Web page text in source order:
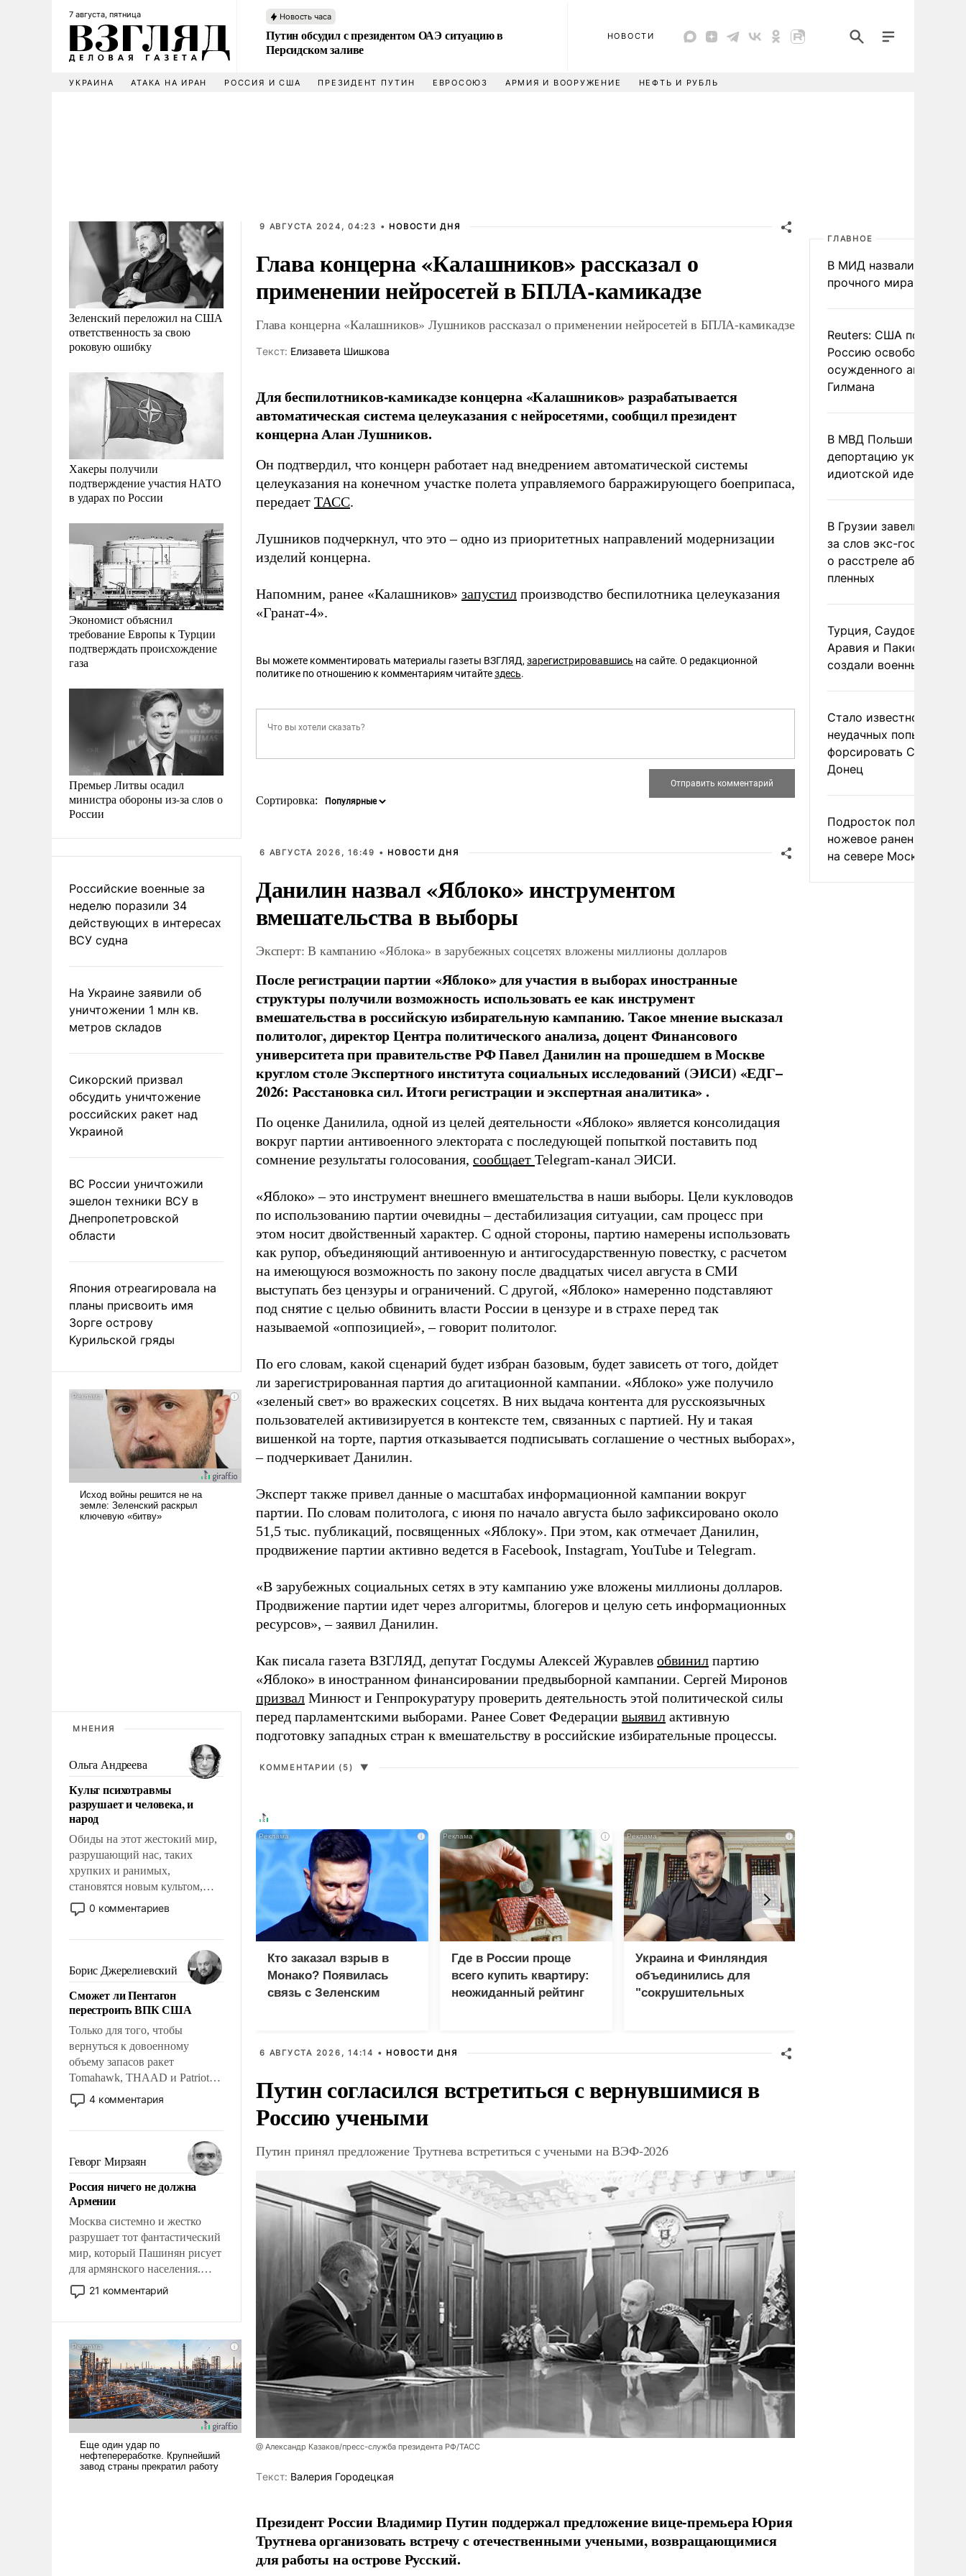
7 августа, пятница Новость часа
Путин обсудил с президентом ОАЭ ситуацию в
Персидском заливе
НОВОСТИ
УКРАИНА АТАКА НА ИРАН РОССИЯ И США ПРЕЗИДЕНТ ПУТИН ЕВРОСОЮЗ АРМИЯ И ВООРУЖЕНИЕ НЕФТЬ И РУБЛЬ
Зеленский переложил на США
ответственность за свою
роковую ошибку
Хакеры получили
подтверждение участия НАТО
в ударах по России
Экономист объяснил
требование Европы к Турции
подтверждать происхождение
газа
Премьер Литвы осадил
министра обороны из-за слов о
России
Российские военные за
неделю поразили 34
действующих в интересах
ВСУ судна
На Украине заявили об
уничтожении 1 млн кв.
метров складов
Сикорский призвал
обсудить уничтожение
российских ракет над
Украиной
ВС России уничтожили
эшелон техники ВСУ в
Днепропетровской
области
Япония отреагировала на
планы присвоить имя
Зорге острову
Курильской гряды
МНЕНИЯ
Ольга Андреева
Культ психотравмы
разрушает и человека, и
народ
Обиды на этот жестокий мир,
разрушающий нас, таких
хрупких и ранимых,
становятся новым культом,
постепенно вытесняя и
отменяя традиционное
мужественным и твердым под
ударами судьбы, брать на себя
ответственность, помогать
слабым, идти вперед и
адаптироваться.
0 комментариев
Борис Джерелиевский
Сможет ли Пентагон
перестроить ВПК США
Только для того, чтобы
вернуться к довоенному
объему запасов ракет
Tomahawk, THAAD и Patriot
США потребуется более трех
лет. Даже небольшая война с
Сложившаяся ситуация
означает многолетний период
уязвимости США, например,
перед Китаем.
4 комментария
Геворг Мирзаян
Россия ничего не должна
Армении
Москва системно и жестко
разрушает тот фантастический
мир, который Пашинян рисует
для армянского населения.
Мир, где политические
прожекты будут безусловно
налогоплательщиков и где
Еревану за свои поступки не
нужно отвечать.
21 комментарий
9 АВГУСТА 2024, 04:23 • НОВОСТИ ДНЯ
Глава концерна «Калашников» рассказал о
применении нейросетей в БПЛА-камикадзе
Глава концерна «Калашников» Лушников рассказал о применении нейросетей в БПЛА-камикадзе
Tекст: Елизавета Шишкова
Для беспилотников-камикадзе концерна «Калашников» разрабатывается
автоматическая система целеуказания с нейросетями, сообщил президент
концерна Алан Лушников.
Он подтвердил, что концерн работает над внедрением автоматической системы
целеуказания на конечном участке полета управляемого барражирующего боеприпаса,
передает ТАСС.
Лушников подчеркнул, что это – одно из приоритетных направлений модернизации
изделий концерна.
Напомним, ранее «Калашников» запустил производство беспилотника целеуказания
«Гранат-4».
Вы можете комментировать материалы газеты ВЗГЛЯД, зарегистрировавшись на сайте. О редакционной
политике по отношению к комментариям читайтездесь.
Сортировка:
6 АВГУСТА 2026, 16:49 • НОВОСТИ ДНЯ
Данилин назвал «Яблоко» инструментом
вмешательства в выборы
Эксперт: В кампанию «Яблока» в зарубежных соцсетях вложены миллионы долларов
После регистрации партии «Яблоко» для участия в выборах иностранные
структуры получили возможность использовать ее как инструмент
вмешательства в российскую избирательную кампанию. Такое мнение высказал
политолог, директор Центра политического анализа, доцент Финансового
университета при правительстве РФ Павел Данилин на прошедшем в Москве
круглом столе Экспертного института социальных исследований (ЭИСИ) «ЕДГ–
2026: Расстановка сил. Итоги регистрации и экспертная аналитика» .
По оценке Данилила, одной из целей деятельности «Яблоко» является консолидация
вокруг партии антивоенного электората с последующей попыткой поставить под
сомнение результаты голосования, сообщает Telegram-канал ЭИСИ.
«Яблоко» – это инструмент внешнего вмешательства в наши выборы. Цели кукловодов
по использованию партии очевидны – дестабилизация ситуации, сам процесс при
этом носит двойственный характер. С одной стороны, партию намерены использовать
как рупор, объединяющий антивоенную и антигосударственную повестку, с расчетом
на имеющуюся возможность по закону после двадцатых чисел августа в СМИ
выступать без цензуры и ограничений. С другой, «Яблоко» намеренно подставляют
под снятие с целью обвинить власти России в цензуре и в страхе перед так
называемой «оппозицией», – говорит политолог.
По его словам, какой сценарий будет избран базовым, будет зависеть от того, дойдет
ли зарегистрированная партия до агитационной кампании. «Яблоко» уже получило
«зеленый свет» во вражеских соцсетях. В них выдача контента для русскоязычных
пользователей активизируется в контексте тем, связанных с партией. Ну и такая
вишенкой на торте, партия отказывается подписывать соглашение о честных выборах»,
– подчеркивает Данилин.
Эксперт также привел данные о масштабах информационной кампании вокруг
партии. По словам политолога, с июня по начало августа было зафиксировано около
51,5 тыс. публикаций, посвященных «Яблоку». При этом, как отмечает Данилин,
продвижение партии активно ведется в Facebook, Instagram, YouTube и Telegram.
«В зарубежных социальных сетях в эту кампанию уже вложены миллионы долларов.
Продвижение партии идет через алгоритмы, блогеров и целую сеть информационных
ресурсов», – заявил Данилин.
Как писала газета ВЗГЛЯД, депутат Госдумы Алексей Журавлев обвинил партию
«Яблоко» в иностранном финансировании предвыборной кампании. Сергей Миронов
призвал Минюст и Генпрокуратуру проверить деятельность этой политической силы
перед парламентскими выборами. Ранее Совет Федерации выявил активную
подготовку западных стран к вмешательству в российские избирательные процессы.
КОММЕНТАРИИ (5) ▼
i
Кто заказал взрыв в
Монако? Появилась
связь с Зеленским
i
Где в России проще
всего купить квартиру:
неожиданный рейтинг
i
Украина и Финляндия
объединились для
"сокрушительных
6 АВГУСТА 2026, 14:14 • НОВОСТИ ДНЯ
Путин согласился встретиться с вернувшимися в
Россию учеными
Путин принял предложение Трутнева встретиться с учеными на ВЭФ-2026
@ Александр Казаков/пресс-служба президента РФ/ТАСС
Tекст: Валерия Городецкая
Президент России Владимир Путин поддержал предложение вице-премьера Юрия
Трутнева организовать встречу с отечественными учеными, возвращающимися
для работы на острове Русский.
ГЛАВНОЕ
В МИД назвали условия
прочного мира на
Reuters: США
Россию освободить
осужденного
Гилмана
В МВД Польши назвали
депортацию украинцев
идиотской идеей
В Грузии завели дело
за слов экс-
о расстреле абхазских
пленных
Турция, Саудовская
Аравия и Пакистан
создали военный союз
Стало известно о
неудачных попытках
форсировать
Донец
Подросток получил
ножевое ранение в
на севере Москвы